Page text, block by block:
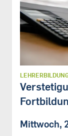
Mittwoch,